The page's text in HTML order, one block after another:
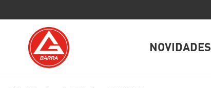
NOVIDADES